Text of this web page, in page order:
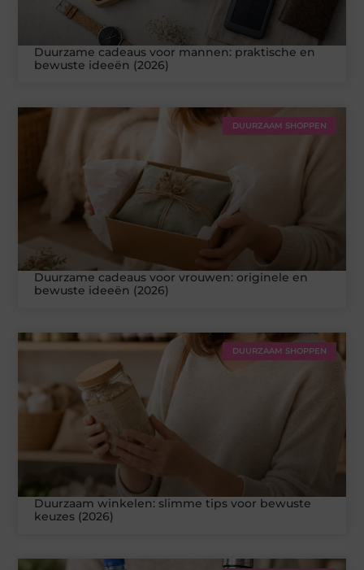
Duurzame cadeaus voor mannen: praktische en
bewuste ideeën (2026)
DUURZAAM SHOPPEN
Duurzame cadeaus voor vrouwen: originele en
bewuste ideeën (2026)
DUURZAAM SHOPPEN
Duurzaam winkelen: slimme tips voor bewuste
keuzes (2026)